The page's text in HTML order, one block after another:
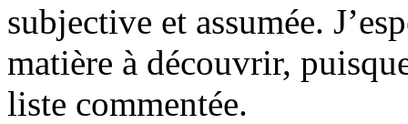
subjective et assumée.
matière à découvrir,
liste commentée.